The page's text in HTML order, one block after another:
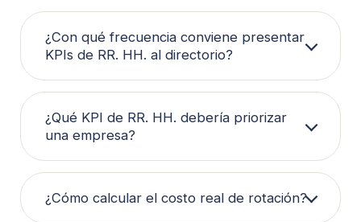
¿Con qué frecuencia conviene presentar
KPIs de RR. HH. al directorio?
¿Qué KPI de RR. HH. debería priorizar
una empresa?
¿Cómo calcular el costo real de rotación?